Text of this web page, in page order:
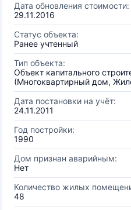
Дата обновления стоимости:
29.11.2016
Статус объекта:
Ранее учтенный
Тип объекта:
Объект капитального
(Многоквартирный дом,
Дата постановки на учёт:
24.11.2011
Год постройки:
1990
Дом признан аварийным:
Нет
Количество жилых
48